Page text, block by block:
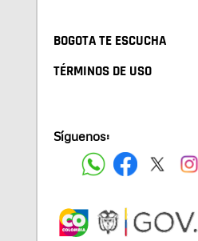
BOGOTA TE ESCUCHA
TÉRMINOS DE USO
Síguenos: